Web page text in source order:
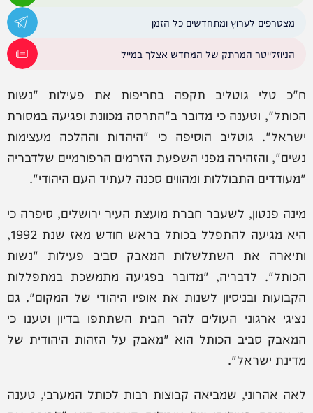
מצטרפים לערוץ ומתחדשים כל הזמן
הניוזלייטר המרתק של המחדש אצלך במייל
ח"כ טלי גוטליב תקפה בחריפות את פעילות "נשות
הכותל", וטענה כי מדובר ב"התרסה מכוונת ופגיעה במסורת
ישראל". גוטליב הוסיפה כי "היהדות וההלכה מעצימות
נשים", והזהירה מפני השפעת הזרמים הרפורמיים שלדבריה
"מעודדים התבוללות ומהווים סכנה לעתיד העם היהודי".
מינה פנטון, לשעבר חברת מועצת העיר ירושלים, סיפרה כי
היא מגיעה להתפלל בכותל בראש חודש מאז שנת 1992,
ותיארה את השתלשלות המאבק סביב פעילות "נשות
הכותל". לדבריה, "מדובר בפגיעה מתמשכת במתפללות
הקבועות ובניסיון לשנות את אופיו היהודי של המקום". גם
נציגי ארגוני העולים להר הבית השתתפו בדיון וטענו כי
המאבק סביב הכותל הוא "מאבק על הזהות היהודית של
מדינת ישראל".
לאה אהרוני, שמביאה קבוצות רבות לכותל המערבי, טענה